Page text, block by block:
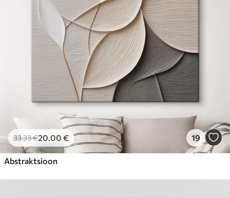
33.33€20.00 € 19
Abstraktsioon